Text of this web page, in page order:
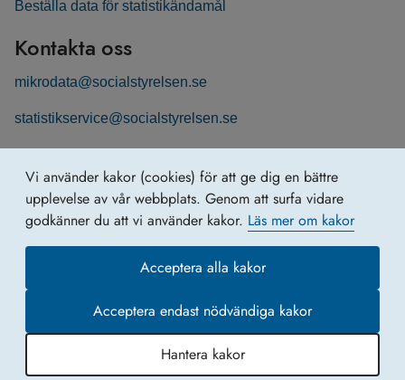
Vi använder kakor (cookies) för att ge dig en bättre
upplevelse av vår webbplats. Genom att surfa vidare
godkänner du att vi använder kakor. Läs mer om kakor
Acceptera alla kakor
Acceptera endast nödvändiga kakor
Hantera kakor
Beställa data för statistikändamål
Kontakta oss
mikrodata@socialstyrelsen.se
statistikservice@socialstyrelsen.se
Registerservice på LinkedIn